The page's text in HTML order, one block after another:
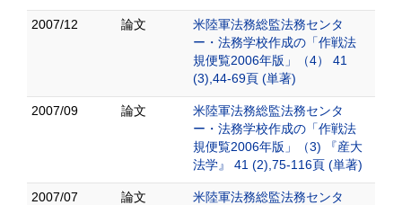
2007/12 論文
米陸軍法務総監法務センタ
ー・法務学校作成の「作戦法
規便覧2006年版」（4） 41
(3),44-69頁 (単著)
2007/09 論文
米陸軍法務総監法務センタ
ー・法務学校作成の「作戦法
規便覧2006年版」（3) 『産大
法学』 41 (2),75-116頁 (単著)
2007/07 論文
米陸軍法務総監法務センタ